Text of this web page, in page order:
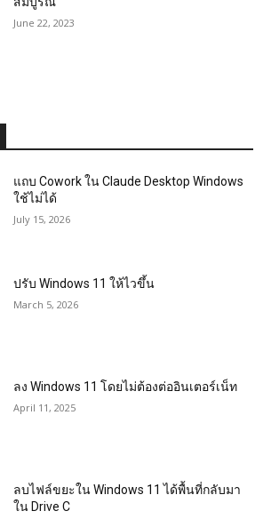
June 22, 2023
แถบ Cowork ใน Claude Desktop Windows
ใช้ไม่ได้
July 15, 2026
ปรับ Windows 11 ให้ไวขึ้น
March 5, 2026
ลง Windows 11 โดยไม่ต้องต่ออินเตอร์เน็ท
April 11, 2025
ลบไฟล์ขยะใน Windows 11 ได้พื้นที่กลับมา
ใน Drive C